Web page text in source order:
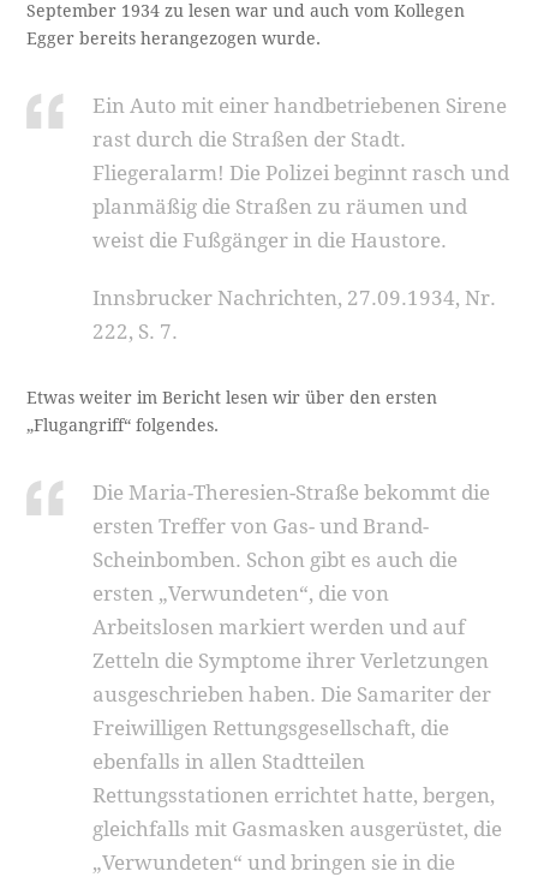
September 1934 zu lesen war und auch vom Kollegen
Egger bereits herangezogen wurde.
Ein Auto mit einer handbetriebenen Sirene
rast durch die Straßen der Stadt.
Fliegeralarm! Die Polizei beginnt rasch und
planmäßig die Straßen zu räumen und
weist die Fußgänger in die Haustore.
Innsbrucker Nachrichten, 27.09.1934, Nr.
222, S. 7.
Etwas weiter im Bericht lesen wir über den ersten
„Flugangriff“ folgendes.
Die Maria-Theresien-Straße bekommt die
ersten Treffer von Gas- und Brand-
Scheinbomben. Schon gibt es auch die
ersten „Verwundeten“, die von
Arbeitslosen markiert werden und auf
Zetteln die Symptome ihrer Verletzungen
ausgeschrieben haben. Die Samariter der
Freiwilligen Rettungsgesellschaft, die
ebenfalls in allen Stadtteilen
Rettungsstationen errichtet hatte, bergen,
gleichfalls mit Gasmasken ausgerüstet, die
„Verwundeten“ und bringen sie in die